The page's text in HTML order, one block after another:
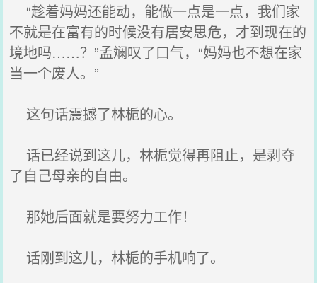
“趁着妈妈还能动，能做一点是一点，我们家
不就是在富有的时候没有居安思危，才到现在的
境地吗……？”孟斓叹了口气，“妈妈也不想在家
当一个废人。”
这句话震撼了林栀的心。
话已经说到这儿，林栀觉得再阻止，是剥夺
了自己母亲的自由。
那她后面就是要努力工作！
话刚到这儿，林栀的手机响了。